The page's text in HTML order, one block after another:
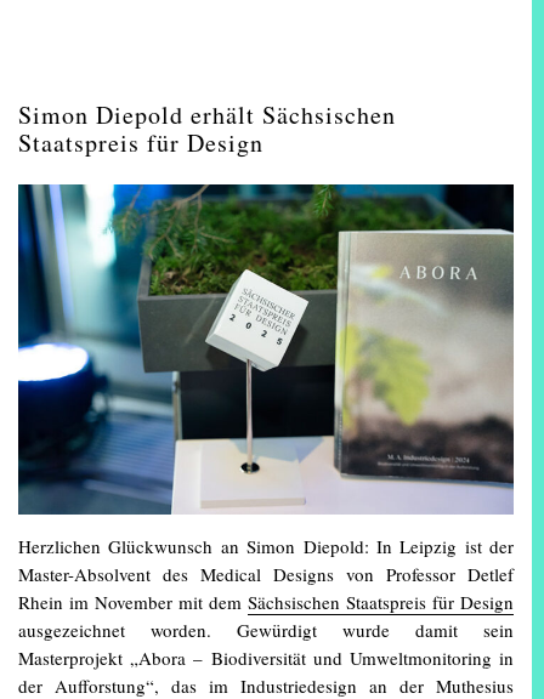
Simon Diepold erhält Sächsischen
Staatspreis für Design
Herzlichen Glückwunsch an Simon Diepold: In Leipzig ist der
Master-Absolvent des Medical Designs von Professor Detlef
Rhein im November mit dem Sächsischen Staatspreis für Design
ausgezeichnet worden. Gewürdigt wurde damit sein
Masterprojekt „Abora – Biodiversität und Umweltmonitoring in
der Aufforstung“, das im Industriedesign an der Muthesius